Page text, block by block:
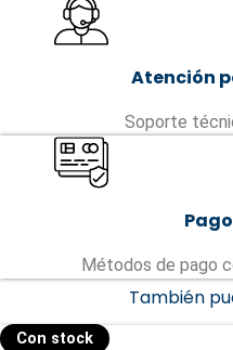
Atención
Soporte
Métodos de pago
También
Con stock